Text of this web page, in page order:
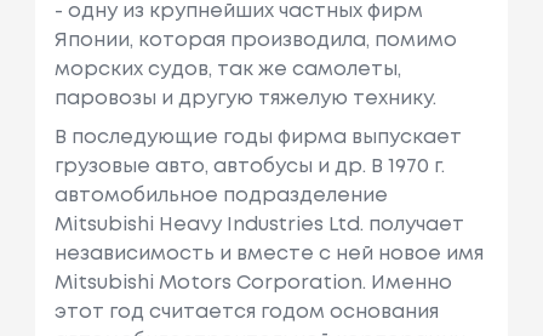
- одну из крупнейших частных фирм
Японии, которая производила, помимо
морских судов, так же самолеты,
паровозы и другую тяжелую технику.
В последующие годы фирма выпускает
грузовые авто, автобусы и др. В 1970 г.
автомобильное подразделение
Mitsubishi Heavy Industries Ltd. получает
независимость и вместе с ней новое имя
Mitsubishi Motors Corporation. Именно
этот год считается годом основания